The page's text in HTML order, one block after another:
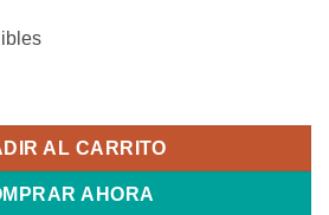
ROG STRIX G15 G513 G17 G713
AL CARRITO
AHORA